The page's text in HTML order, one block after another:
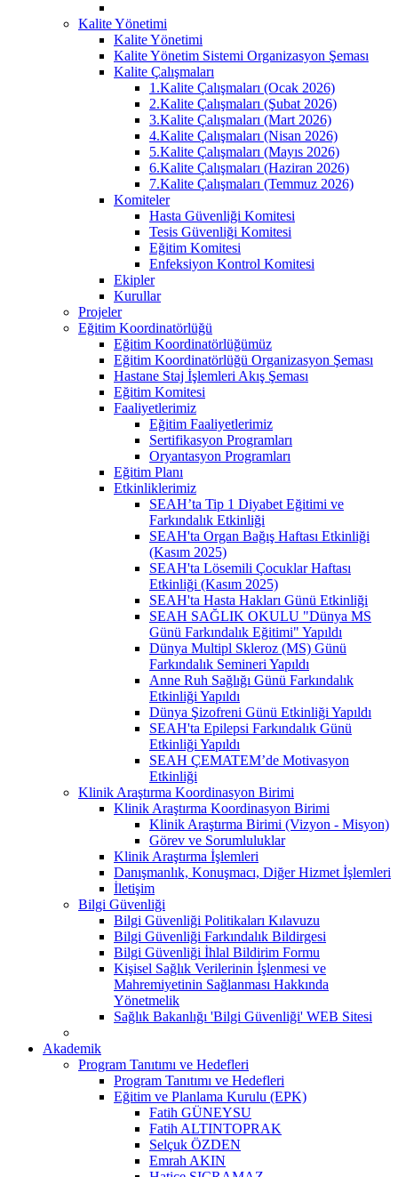
Kalite Yönetimi
Kalite Yönetimi
Kalite Yönetim Sistemi Organizasyon Şeması
Kalite Çalışmaları
1.Kalite Çalışmaları (Ocak 2026)
2.Kalite Çalışmaları (Şubat 2026)
3.Kalite Çalışmaları (Mart 2026)
4.Kalite Çalışmaları (Nisan 2026)
5.Kalite Çalışmaları (Mayıs 2026)
6.Kalite Çalışmaları (Haziran 2026)
7.Kalite Çalışmaları (Temmuz 2026)
Komiteler
Hasta Güvenliği Komitesi
Tesis Güvenliği Komitesi
Eğitim Komitesi
Enfeksiyon Kontrol Komitesi
Ekipler
Kurullar
Projeler
Eğitim Koordinatörlüğü
Eğitim Koordinatörlüğümüz
Eğitim Koordinatörlüğü Organizasyon Şeması
Hastane Staj İşlemleri Akış Şeması
Eğitim Komitesi
Faaliyetlerimiz
Eğitim Faaliyetlerimiz
Sertifikasyon Programları
Oryantasyon Programları
Eğitim Planı
Etkinliklerimiz
SEAH’ta Tip 1 Diyabet Eğitimi ve
Farkındalık Etkinliği
SEAH'ta Organ Bağış Haftası Etkinliği
(Kasım 2025)
SEAH'ta Lösemili Çocuklar Haftası
Etkinliği (Kasım 2025)
SEAH'ta Hasta Hakları Günü Etkinliği
SEAH SAĞLIK OKULU "Dünya MS
Günü Farkındalık Eğitimi" Yapıldı
Dünya Multipl Skleroz (MS) Günü
Farkındalık Semineri Yapıldı
Anne Ruh Sağlığı Günü Farkındalık
Etkinliği Yapıldı
Dünya Şizofreni Günü Etkinliği Yapıldı
SEAH'ta Epilepsi Farkındalık Günü
Etkinliği Yapıldı
SEAH ÇEMATEM’de Motivasyon
Etkinliği
Klinik Araştırma Koordinasyon Birimi
Klinik Araştırma Koordinasyon Birimi
Klinik Araştırma Birimi (Vizyon - Misyon)
Görev ve Sorumluluklar
Klinik Araştırma İşlemleri
Danışmanlık, Konuşmacı, Diğer Hizmet İşlemleri
İletişim
Bilgi Güvenliği
Bilgi Güvenliği Politikaları Kılavuzu
Bilgi Güvenliği Farkındalık Bildirgesi
Bilgi Güvenliği İhlal Bildirim Formu
Kişisel Sağlık Verilerinin İşlenmesi ve
Mahremiyetinin Sağlanması Hakkında
Yönetmelik
Sağlık Bakanlığı 'Bilgi Güvenliği' WEB Sitesi
Akademik
Program Tanıtımı ve Hedefleri
Program Tanıtımı ve Hedefleri
Eğitim ve Planlama Kurulu (EPK)
Fatih GÜNEYSU
Fatih ALTINTOPRAK
Selçuk ÖZDEN
Emrah AKIN